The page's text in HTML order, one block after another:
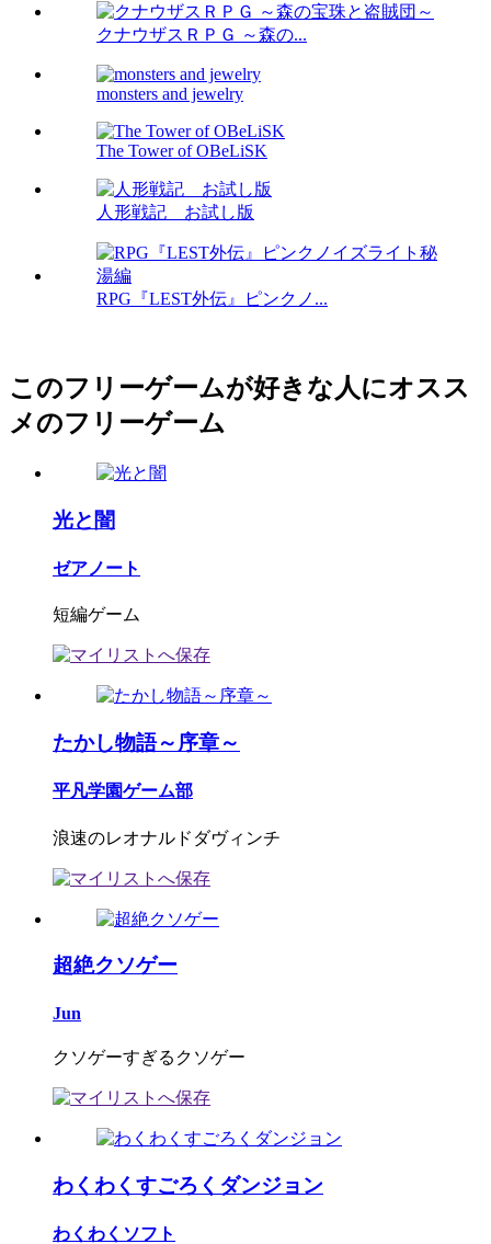
クナウザスＲＰＧ ～森の...
monsters and jewelry
The Tower of OBeLiSK
人形戦記 お試し版
RPG『LEST外伝』ピンクノ...
このフリーゲームが好きな人にオスス
メのフリーゲーム
光と闇
ゼアノート
短編ゲーム
たかし物語～序章～
平凡学園ゲーム部
浪速のレオナルドダヴィンチ
超絶クソゲー
Jun
クソゲーすぎるクソゲー
わくわくすごろくダンジョン
わくわくソフト